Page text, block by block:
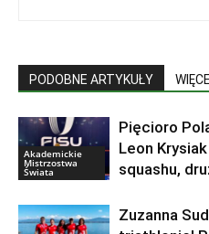
PODOBNE ARTYKUŁY
Akademickie
Mistrzostwa
Świata
Pięcioro
Leon
squashu,
Zuzanna